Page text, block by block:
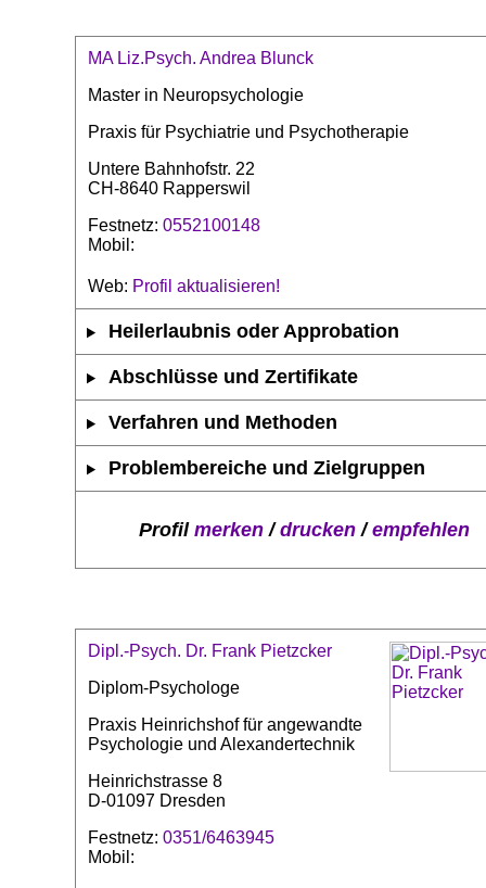
MA Liz.Psych. Andrea Blunck
Master in Neuropsychologie
Praxis für Psychiatrie und Psychotherapie
Untere Bahnhofstr. 22
CH-8640 Rapperswil
Festnetz: 0552100148
Mobil:
Web: Profil aktualisieren!
Heilerlaubnis oder Approbation
Abschlüsse und Zertifikate
Verfahren und Methoden
Problembereiche und Zielgruppen
Profil merken/drucken/empfehlen
Dipl.-Psych. Dr. Frank Pietzcker
Diplom-Psychologe
Praxis Heinrichshof für angewandte
Psychologie und Alexandertechnik
Heinrichstrasse 8
D-01097 Dresden
Festnetz: 0351/6463945
Mobil: